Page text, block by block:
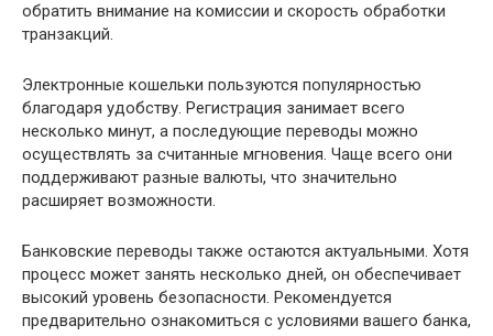
обратить внимание на комиссии и скорость обработки
транзакций.
Электронные кошельки пользуются популярностью
благодаря удобству. Регистрация занимает всего
несколько минут, а последующие переводы можно
осуществлять за считанные мгновения. Чаще всего они
поддерживают разные валюты, что значительно
расширяет возможности.
Банковские переводы также остаются актуальными. Хотя
процесс может занять несколько дней, он обеспечивает
высокий уровень безопасности. Рекомендуется
предварительно ознакомиться с условиями вашего банка,